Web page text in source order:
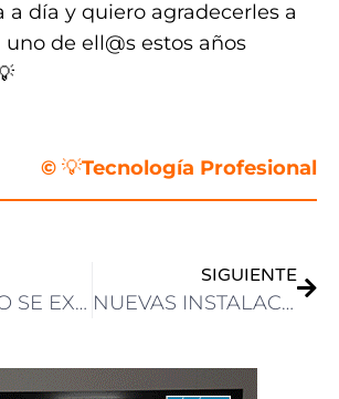
a día y quiero agradecerles a
de ell@s estos años
© 💡Tecnología Profesional
ROSS VIDEO SE EXPANDE HACIA LAS TECNOLOGÍAS EXPERIENCIALES CON LA ADQUISICIÓN DE IOVERSAL
SIGUIENTE
NUEVAS INSTALACIONES DEL PUESTO EMISOR DE FUNCHAL:TECNOLOGÍA AEQ AL SERVICIO DE LA RADIODIFUSIÓN